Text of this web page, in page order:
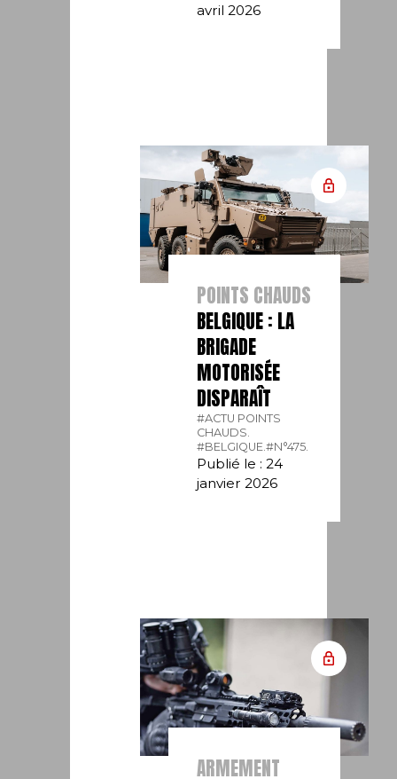
avril 2026
POINTS CHAUDS
BELGIQUE : LA
BRIGADE
MOTORISÉE
DISPARAÎT
#ACTU POINTS
CHAUDS.
#BELGIQUE.#N°475.
Publié le : 24
janvier 2026
ARMEMENT